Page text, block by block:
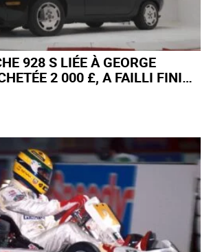
928 S LIÉE À GEORGE
2 000 £, A FAILLI FINIR